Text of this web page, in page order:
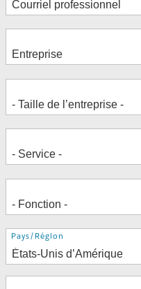
Adresse
Pays/Région